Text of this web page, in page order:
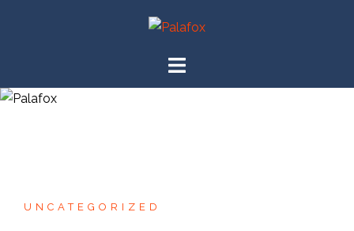
UNCATEGORIZED